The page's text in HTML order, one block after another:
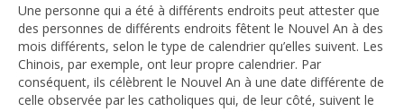
Une personne qui a été à différents endroits peut attester que
des personnes de différents endroits fêtent le Nouvel An à des
mois différents, selon le type de calendrier qu’elles suivent. Les
Chinois, par exemple, ont leur propre calendrier. Par
conséquent, ils célèbrent le Nouvel An à une date différente de
celle observée par les catholiques qui, de leur côté, suivent le